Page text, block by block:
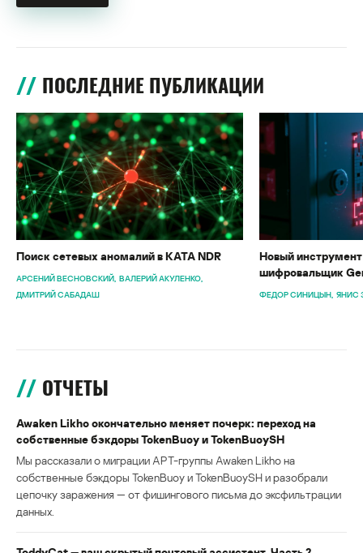
ПОСЛЕДНИЕ ПУБЛИКАЦИИ
Поиск сетевых аномалий в KATA NDR
АРСЕНИЙ ВЕСНОВСКИЙ ВАЛЕРИЙ АКУЛЕНКО
ДМИТРИЙ САБАДАШ
Новый
шифровальщик
ФЕДОР СИНИЦЫН ЯНИС
ОТЧЕТЫ
Awaken Likho окончательно меняет почерк: переход на
собственные бэкдоры TokenBuoy и TokenBuoySH
Мы рассказали о миграции APT-группы Awaken Likho на
собственные бэкдоры TokenBuoy и TokenBuoySH и разобрали
цепочку заражения — от фишингового письма до эксфильтрации
данных.